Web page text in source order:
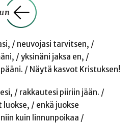
/ neuvojasi tarvitsen, /
/ yksinäni jaksa en, /
/ Näytä kasvot Kristuksen!
/ rakkautesi piiriin jään. /
luokse, / enkä juokse
kuin linnunpoikaa /